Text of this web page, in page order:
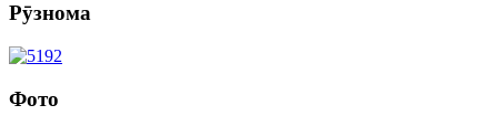
Рӯзнома
Фото